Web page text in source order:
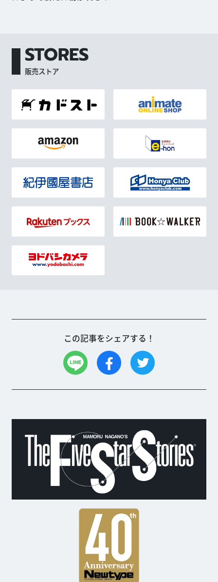
STORES
販売ストア
この記事をシェアする！